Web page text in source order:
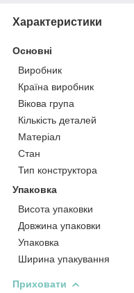
Характеристики
Основні
Виробник
Країна виробник
Вікова група
Кількість деталей
Матеріал
Стан
Тип конструктора
Упаковка
Висота упаковки
Довжина упаковки
Упаковка
Ширина упакування
Приховати